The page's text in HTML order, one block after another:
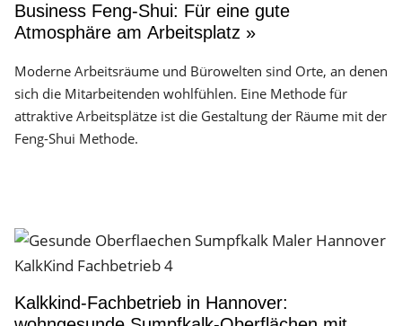
Business Feng-Shui: Für eine gute
Atmosphäre am Arbeitsplatz »
Moderne Arbeitsräume und Bürowelten sind Orte, an denen
sich die Mitarbeitenden wohlfühlen. Eine Methode für
attraktive Arbeitsplätze ist die Gestaltung der Räume mit der
Feng-Shui Methode.
Kalkkind-Fachbetrieb in Hannover: